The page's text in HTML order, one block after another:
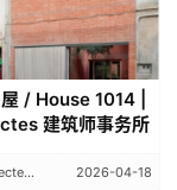
/ House 1014 |
建筑师事务所
2026-04-18